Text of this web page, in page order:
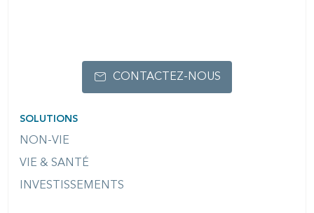
SOLUTIONS
NON-VIE
VIE & SANTÉ
INVESTISSEMENTS
CONTACTEZ-NOUS